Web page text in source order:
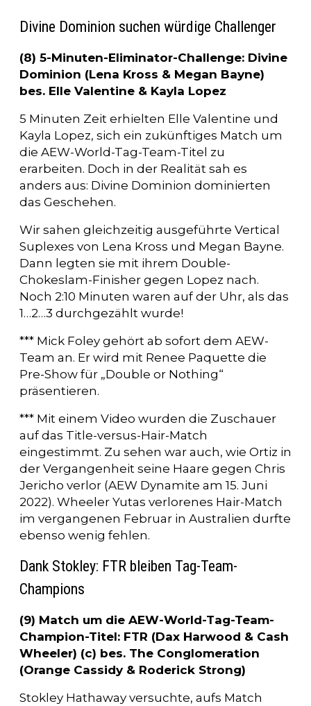
Divine Dominion suchen würdige Challenger
(8) 5-Minuten-Eliminator-Challenge: Divine
Dominion (Lena Kross & Megan Bayne)
bes. Elle Valentine & Kayla Lopez
5 Minuten Zeit erhielten Elle Valentine und
Kayla Lopez, sich ein zukünftiges Match um
die AEW-World-Tag-Team-Titel zu
erarbeiten. Doch in der Realität sah es
anders aus: Divine Dominion dominierten
das Geschehen.
Wir sahen gleichzeitig ausgeführte Vertical
Suplexes von Lena Kross und Megan Bayne.
Dann legten sie mit ihrem Double-
Chokeslam-Finisher gegen Lopez nach.
Noch 2:10 Minuten waren auf der Uhr, als das
1…2…3 durchgezählt wurde!
*** Mick Foley gehört ab sofort dem AEW-
Team an. Er wird mit Renee Paquette die
Pre-Show für „Double or Nothing“
präsentieren.
*** Mit einem Video wurden die Zuschauer
auf das Title-versus-Hair-Match
eingestimmt. Zu sehen war auch, wie Ortiz in
der Vergangenheit seine Haare gegen Chris
Jericho verlor (AEW Dynamite am 15. Juni
2022). Wheeler Yutas verlorenes Hair-Match
im vergangenen Februar in Australien durfte
ebenso wenig fehlen.
Dank Stokley: FTR bleiben Tag-Team-
Champions
(9) Match um die AEW-World-Tag-Team-
Champion-Titel: FTR (Dax Harwood & Cash
Wheeler) (c) bes. The Conglomeration
(Orange Cassidy & Roderick Strong)
Stokley Hathaway versuchte, aufs Match